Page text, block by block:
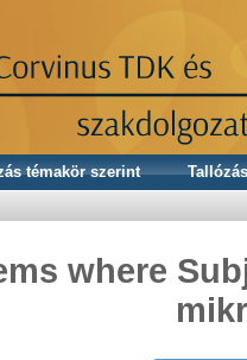
témakör szerint
where